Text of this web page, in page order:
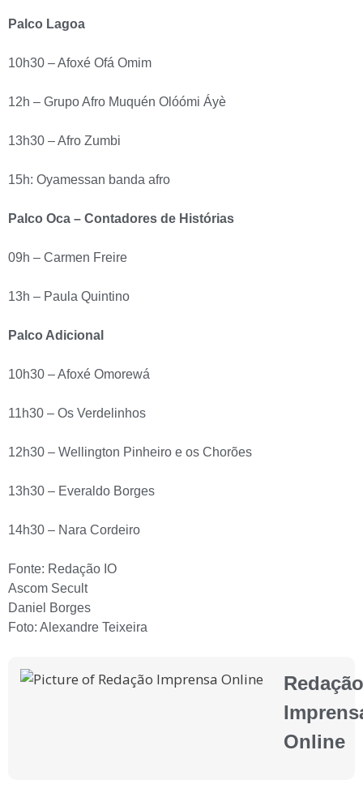
Palco Lagoa
10h30 – Afoxé Ofá Omim
12h – Grupo Afro Muquén Olóómi Áyè
13h30 – Afro Zumbi
15h: Oyamessan banda afro
Palco Oca – Contadores de Histórias
09h – Carmen Freire
13h – Paula Quintino
Palco Adicional
10h30 – Afoxé Omorewá
11h30 – Os Verdelinhos
12h30 – Wellington Pinheiro e os Chorões
13h30 – Everaldo Borges
14h30 – Nara Cordeiro
Fonte: Redação IO
Ascom Secult
Daniel Borges
Foto: Alexandre Teixeira
Redação
Online